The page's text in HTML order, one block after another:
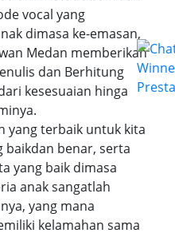
vocal yang
dimasa ke-emasan,
Medan memberikan
dan Berhitung
kesesuaian hinga
yang terbaik untuk kita
baikdan benar, serta
yang baik dimasa
anak sangatlah
yang mana
kelamahan sama